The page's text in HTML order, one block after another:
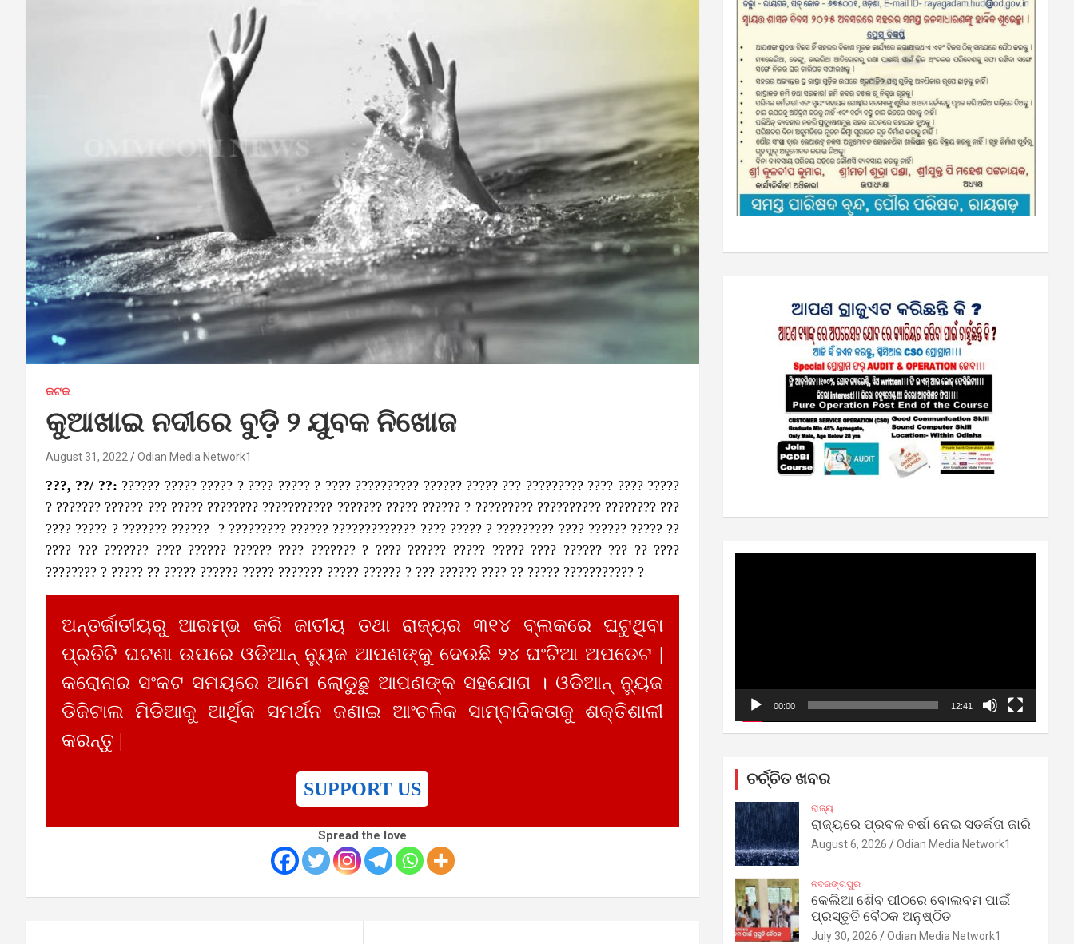
କଟକ
କୁଆଖାଇ ନଦୀରେ ବୁଡ଼ି ୨ ଯୁବକ ନିଖୋଜ
August 31, 2022 Odian Media Network1
???, ??/ ??: ?????? ????? ????? ? ???? ????? ? ???? ?????????? ?????? ????? ??? ????????? ???? ???? ?????
? ??????? ?????? ??? ????? ???????? ??????????? ??????? ????? ?????? ? ????????? ?????????? ???????? ???
???? ????? ? ??????? ?????? ? ????????? ?????? ????????????? ???? ????? ? ????????? ???? ?????? ????? ??
???? ??? ??????? ???? ?????? ?????? ???? ??????? ? ???? ?????? ????? ????? ???? ?????? ??? ?? ????
???????? ? ????? ?? ????? ?????? ????? ??????? ????? ?????? ? ??? ?????? ???? ?? ????? ??????????? ?
ଅନ୍ତର୍ଜାତୀୟରୁ ଆରମ୍ଭ କରି ଜାତୀୟ ତଥା ରାଜ୍ୟର ୩୧୪ ବ୍ଲକରେ ଘଟୁଥିବା
ପ୍ରତିଟି ଘଟଣା ଉପରେ ଓଡିଆନ୍ ନ୍ୟୁଜ ଆପଣଙ୍କୁ ଦେଉଛି ୨୪ ଘଂଟିଆ ଅପଡେଟ |
କରୋନାର ସଂକଟ ସମୟରେ ଆମେ ଲୋଡୁଛୁ ଆପଣଙ୍କ ସହଯୋଗ । ଓଡିଆନ୍ ନ୍ୟୁଜ
ଡିଜିଟାଲ ମିଡିଆକୁ ଆର୍ଥିକ ସମର୍ଥନ ଜଣାଇ ଆଂଚଳିକ ସାମ୍ବାଦିକତାକୁ ଶକ୍ତିଶାଳୀ
କରନ୍ତୁ |
SUPPORT US
Spread the love
00:00 12:41
ଚର୍ଚ୍ଚିତ ଖବର
ରାଜ୍ୟ
ରାଜ୍ୟରେ ପ୍ରବଳ ବର୍ଷା ନେଇ ସତର୍କତା ଜାରି
August 6, 2026 Odian Media Network1
ନବରଙ୍ଗପୁର
କେଲିଆ ଶୈବ ପୀଠରେ ବୋଲବମ ପାଇଁ
ପ୍ରସ୍ତୁତି ବୈଠକ ଅନୁଷ୍ଠିତ
July 30, 2026 Odian Media Network1